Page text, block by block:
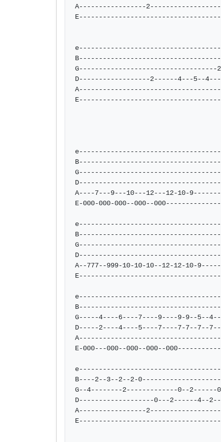
A-----------------
D------------------2------4---5--
A----7---9---10---12---12-10-
E-000-000-000--000--
A--777--999-10-10-10--12-12-10-
G-----4----6----7----9----9-9--5--
D-----2----4----5----7----7-7--7--
E-000---000--000--000--
B----2--3--2--2-
G--4--------2-------------0--
D-------------------0---2------4--
A-----------------